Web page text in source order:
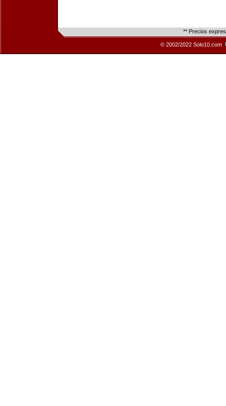
** Precios
© 2002/2022 Solo10.com